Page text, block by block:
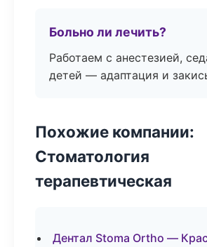
Больно ли лечить?
Работаем с анестезией,
детей — адаптация и
Похожие компании:
Стоматология
терапевтическая
Дентал Stoma Ortho —